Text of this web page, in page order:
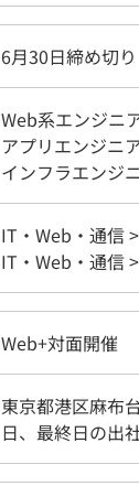
6月30日締め切
Web系エンジニ
アプリエンジニ
インフラエンジ
IT・Web・通信
IT・Web・通信
Web+対面開催
東京都港区麻布
日、最終日の出